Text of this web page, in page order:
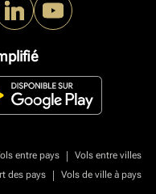
entre pays |
Vols entre villes
des pays | Vols de ville à pays